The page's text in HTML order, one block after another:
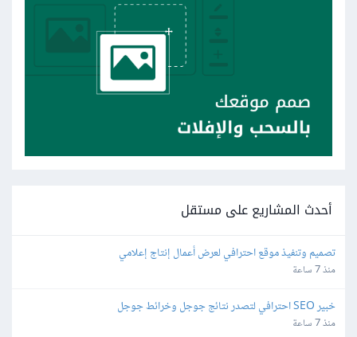
أحدث المشاريع على مستقل
تصميم وتنفيذ موقع احترافي لعرض أعمال إنتاج إعلامي
منذ 7 ساعة
خبير SEO احترافي لتصدر نتائج جوجل وخرائط جوجل
منذ 7 ساعة